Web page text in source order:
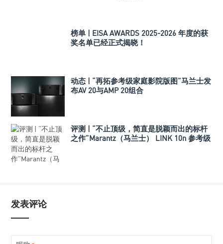
榜单 | EISA AWARDS 2025-2026 年度的获
奖名单已经正式揭晓！
动态 | “再拓参考级家庭影院版图”马兰士发
布AV 20与AMP 20组合
评测 | “不止顶级，简直是脱颖而出的标杆
之作”Marantz（马兰士） LINK 10n 参考级
发表评论